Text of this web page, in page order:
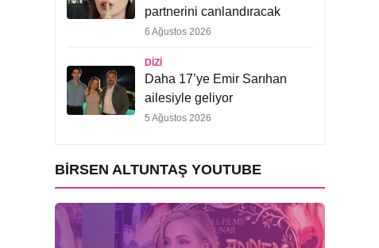
partnerini canlandıracak
6 Ağustos 2026
DIZI
Daha 17’ye Emir Sarıhan
ailesiyle geliyor
5 Ağustos 2026
BIRSEN ALTUNTAŞ YOUTUBE